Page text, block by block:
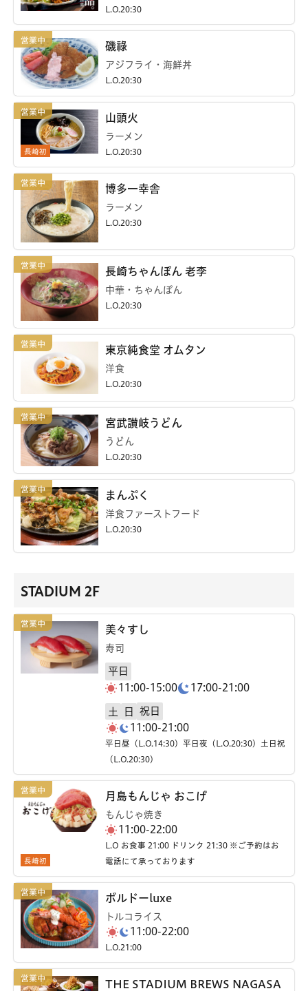
L.O.20:30
磯祿
アジフライ・海鮮丼
L.O.20:30
長崎初
山頭火
ラーメン
L.O.20:30
博多一幸舎
ラーメン
L.O.20:30
長崎ちゃんぽん 老李
中華・ちゃんぽん
L.O.20:30
東京純食堂 オムタン
洋食
L.O.20:30
宮武讃岐うどん
うどん
L.O.20:30
まんぷく
洋食ファーストフード
L.O.20:30
STADIUM 2F
美々すし
寿司
平日
11:00-15:00
17:00-21:00
土 日
祝日
11:00-21:00
平日昼（L.O.14:30）平日夜（L.O.20:30）土日祝
（L.O.20:30）
長崎初
月島もんじゃ おこげ
もんじゃ焼き
11:00-22:00
L.O お食事 21:00 ドリンク 21:30 ※ご予約はお
電話にて承っております
ボルドーluxe
トルコライス
11:00-22:00
L.O.21:00
THE STADIUM BREWS NAGASA